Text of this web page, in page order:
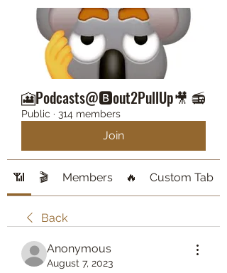
🎦Podcasts@🅱️out2PullUp🎥 📻
Public · 314 members
Join
📶 🎬 Members 🔥 Custom Tab
Back
Anonymous
August 7, 2023